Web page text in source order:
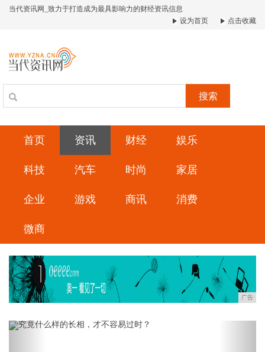
当代资讯网_致力于打造成为最具影响力的财经资讯信息
设为首页
点击收藏
搜索
首页 资讯 财经 娱乐
科技 汽车 时尚 家居
企业 游戏 商讯 消费
微商
广告
Previous